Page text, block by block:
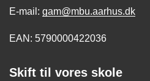
E-mail: gam@mbu.aarhus.dk
EAN: 5790000422036
Skift til vores skole